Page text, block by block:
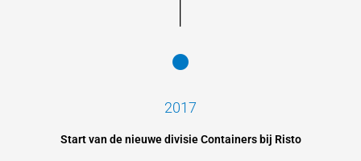
2017
Start van de nieuwe divisie Containers bij Risto